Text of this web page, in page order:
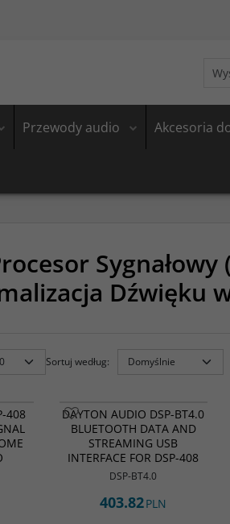
Przewody audio Akcesoria
Dźwięku
Sortuj według:
408
DAYTON AUDIO DSP-BT4.0
BLUETOOTH DATA AND
STREAMING USB
INTERFACE FOR DSP-408
DSP-BT4.0
403.82PLN